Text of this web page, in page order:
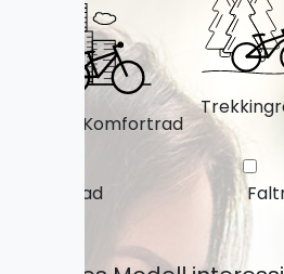
City-/Komfortrad
Lastenrad